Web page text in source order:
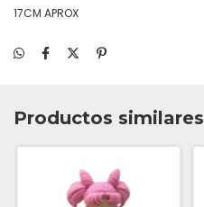
17CM APROX
Productos similares